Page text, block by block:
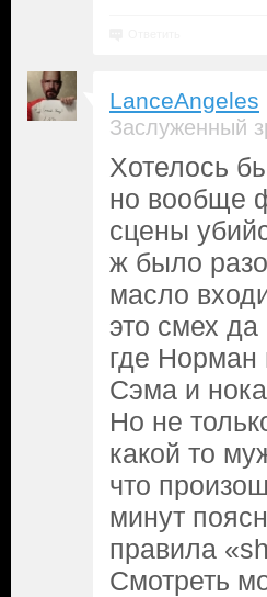
LanceAngeles
Заслуженный
Хотелось
но вообще
сцены
ж было
масло
это смех
где Норман
Сэма и
Но не
какой то
что
минут
правила
Смотреть